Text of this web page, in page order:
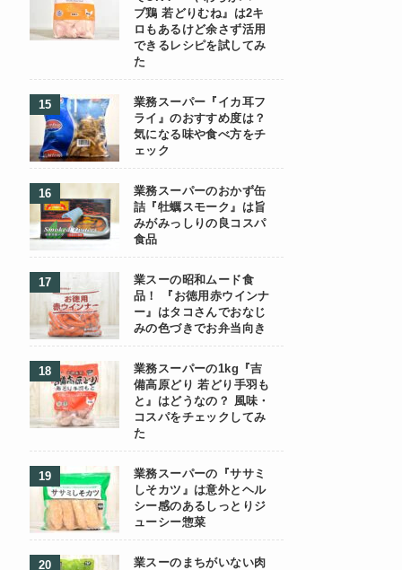
ブ鶏 若どりむね』は2キ
ロもあるけど余さず活用
できるレシピを試してみ
た
業務スーパー『イカ耳フ
ライ』のおすすめ度は？
気になる味や食べ方をチ
ェック
業務スーパーのおかず缶
詰『牡蠣スモーク』は旨
みがみっしりの良コスパ
食品
業スーの昭和ムード食
品！ 『お徳用赤ウインナ
ー』はタコさんでおなじ
みの色づきでお弁当向き
業務スーパーの1kg『吉
備高原どり 若どり手羽も
と』はどうなの？ 風味・
コスパをチェックしてみ
た
業務スーパーの『ササミ
しそカツ』は意外とヘル
シー感のあるしっとりジ
ューシー惣菜
業スーのまちがいない肉